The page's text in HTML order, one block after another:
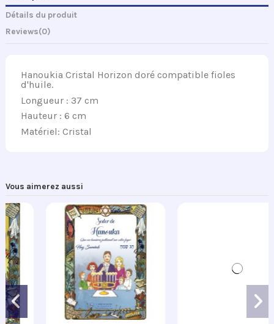
Détails du produit
Reviews(0)
Hanoukia Cristal Horizon doré compatible fioles
d'huile.
Longueur : 37 cm
Hauteur : 6 cm
Matériel: Cristal
Vous aimerez aussi